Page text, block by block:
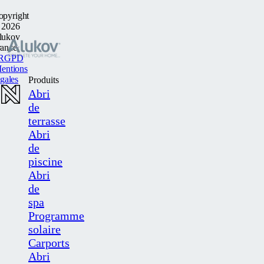
Produits
Abri
de
terrasse
Abri
de
piscine
Abri
de
spa
Programme
solaire
Carports
Abri